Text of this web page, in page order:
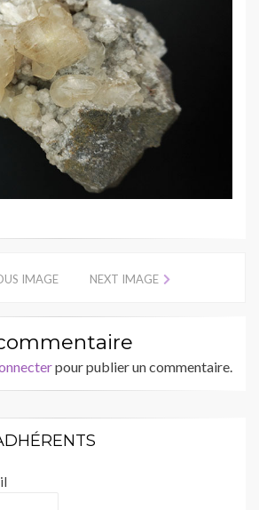
IMAGE NEXT IMAGE
pour publier un commentaire.